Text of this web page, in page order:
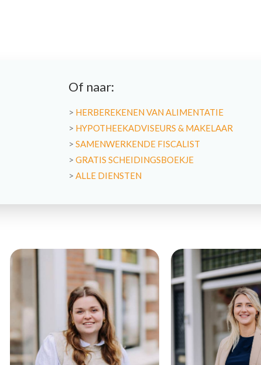
Of naar:
> HERBEREKENEN VAN ALIMENTATIE
> HYPOTHEEKADVISEURS & MAKELAAR
> SAMENWERKENDE FISCALIST
> GRATIS SCHEIDINGSBOEKJE
> ALLE DIENSTEN